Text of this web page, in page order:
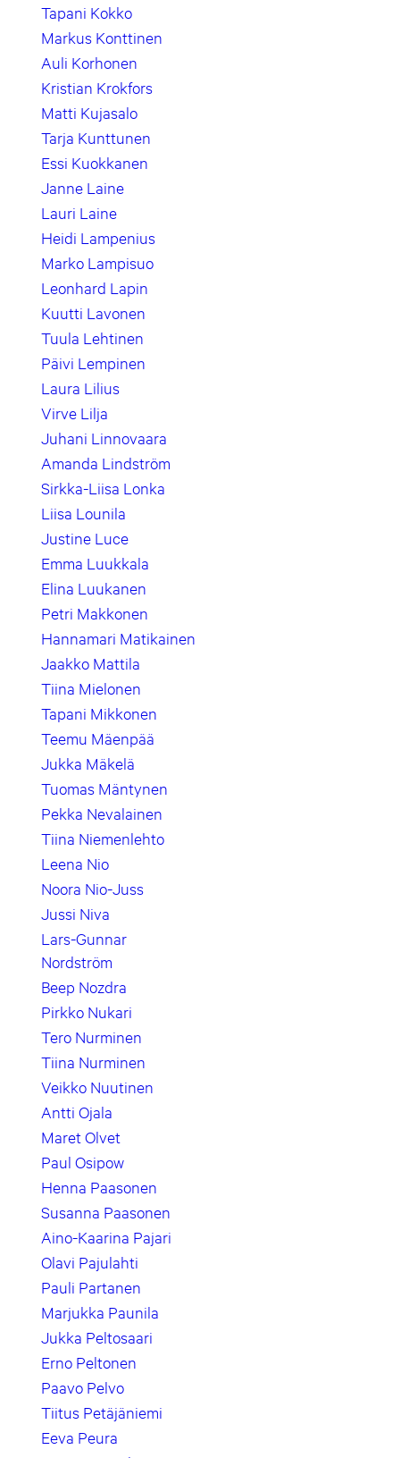
Tapani Kokko
Markus Konttinen
Auli Korhonen
Kristian Krokfors
Matti Kujasalo
Tarja Kunttunen
Essi Kuokkanen
Janne Laine
Lauri Laine
Heidi Lampenius
Marko Lampisuo
Leonhard Lapin
Kuutti Lavonen
Tuula Lehtinen
Päivi Lempinen
Laura Lilius
Virve Lilja
Juhani Linnovaara
Amanda Lindström
Sirkka-Liisa Lonka
Liisa Lounila
Justine Luce
Emma Luukkala
Elina Luukanen
Petri Makkonen
Hannamari Matikainen
Jaakko Mattila
Tiina Mielonen
Tapani Mikkonen
Teemu Mäenpää
Jukka Mäkelä
Tuomas Mäntynen
Pekka Nevalainen
Tiina Niemenlehto
Leena Nio
Noora Nio-Juss
Jussi Niva
Lars-Gunnar
Nordström
Beep Nozdra
Pirkko Nukari
Tero Nurminen
Tiina Nurminen
Veikko Nuutinen
Antti Ojala
Maret Olvet
Paul Osipow
Henna Paasonen
Susanna Paasonen
Aino-Kaarina Pajari
Olavi Pajulahti
Pauli Partanen
Marjukka Paunila
Jukka Peltosaari
Erno Peltonen
Paavo Pelvo
Tiitus Petäjäniemi
Eeva Peura